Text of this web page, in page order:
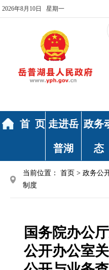
2026年8月10日 星期一
首 页 走进岳
普湖
政务
态
当前位置： 首页 > 政务公
制度
国务院办公
公开办公室